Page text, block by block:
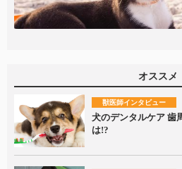
オススメ
獣医師インタビュー
犬のデンタルケア 歯
は!?